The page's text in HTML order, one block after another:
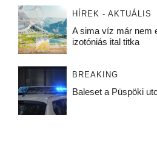
HÍREK - AKTUÁLIS
A sima víz már nem
izotóniás ital titka
BREAKING
Baleset a Püspöki